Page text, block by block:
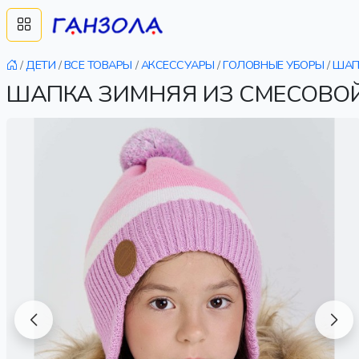
/ДЕТИ /ВСЕ ТОВАРЫ /АКСЕССУАРЫ /ГОЛОВНЫЕ УБОРЫ /
ШАПКА ЗИМНЯЯ ИЗ СМЕСОВОЙ